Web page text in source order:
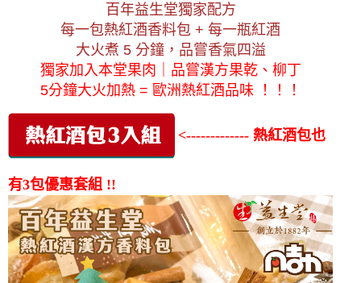
百年益生堂獨家配方
每一包熱紅酒香料包 + 每一瓶紅酒
大火煮 5 分鐘，品嘗香氣四溢
獨家加入本堂果肉｜品嘗漢方果乾、柳丁
5分鐘大火加熱 = 歐洲熱紅酒品味 ！！！
<------------- 熱紅酒包也
有3包優惠套組 !!